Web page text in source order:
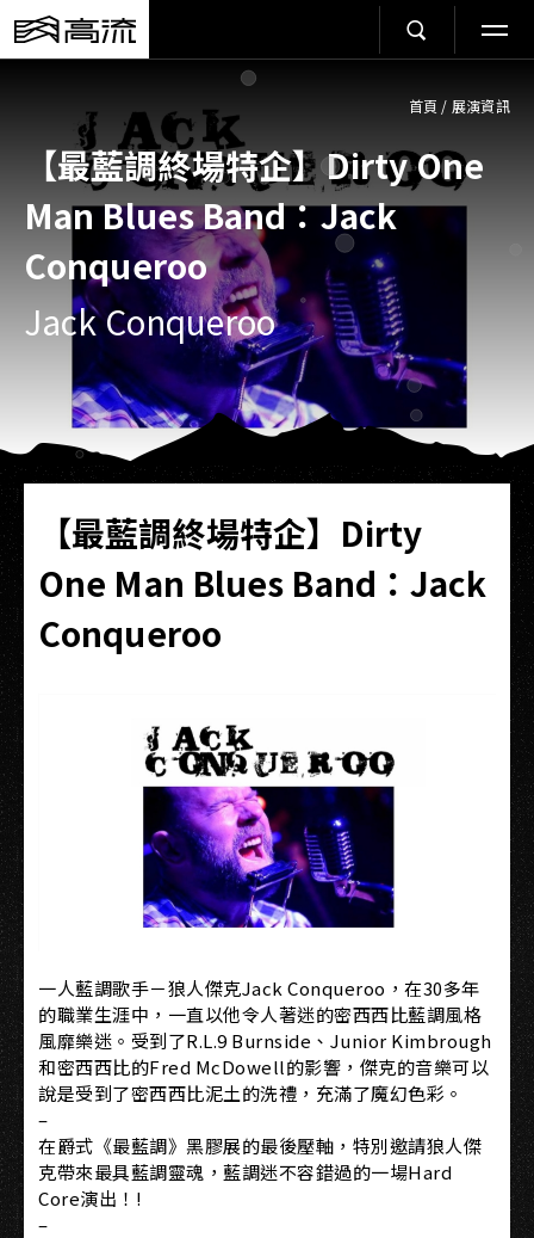
首頁 / 展演資訊
【最藍調終場特企】Dirty One
Man Blues Band：Jack
Conqueroo
Jack Conqueroo
【最藍調終場特企】Dirty
One Man Blues Band：Jack
Conqueroo
一人藍調歌手－狼人傑克Jack Conqueroo，在30多年
的職業生涯中，一直以他令人著迷的密西西比藍調風格
風靡樂迷。受到了R.L.9 Burnside、Junior Kimbrough
和密西西比的Fred McDowell的影響，傑克的音樂可以
說是受到了密西西比泥土的洗禮，充滿了魔幻色彩。
–
在爵式《最藍調》黑膠展的最後壓軸，特別邀請狼人傑
克帶來最具藍調靈魂，藍調迷不容錯過的一場Hard
Core演出！!
–